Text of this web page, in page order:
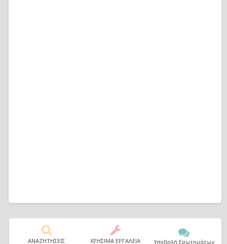
ΑΝΑΖΗΤΗΣΕΙΣ ΧΡΗΣΙΜΑ ΕΡΓΑΛΕΙΑ Υποβολή Ερωτημάτων